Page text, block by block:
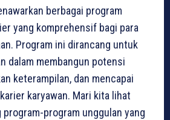
berbagai program
yang komprehensif bagi para
Program ini dirancang untuk
dalam membangun potensi
keterampilan, dan mencapai
karyawan. Mari kita lihat
program unggulan yang